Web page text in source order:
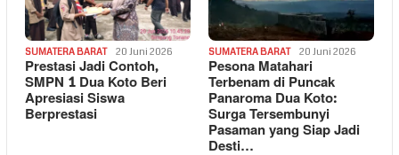
SUMATERA BARAT 20 Juni 2026
Prestasi Jadi Contoh,
SMPN 1 Dua Koto Beri
Apresiasi Siswa
Berprestasi
SUMATERA BARAT 20 Juni 2026
Pesona Matahari
Terbenam di Puncak
Panaroma Dua Koto:
Surga Tersembunyi
Pasaman yang Siap Jadi
Desti…